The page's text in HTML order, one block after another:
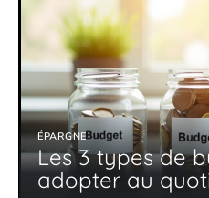
ÉPARGNE
Les 3 types de
adopter au